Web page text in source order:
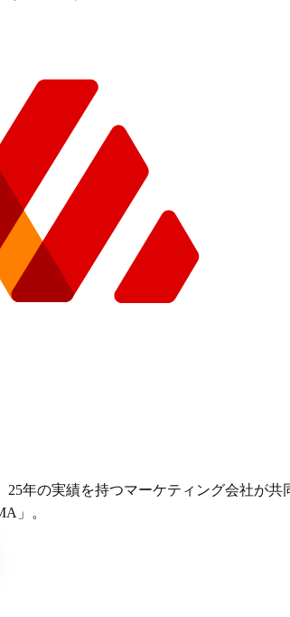
年の実績を持つマーケティング会社が共
」。